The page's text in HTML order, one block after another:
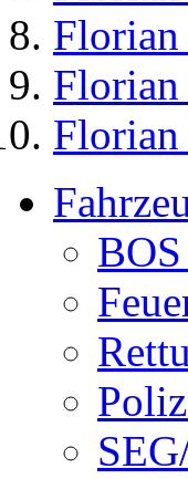
Florian
Florian